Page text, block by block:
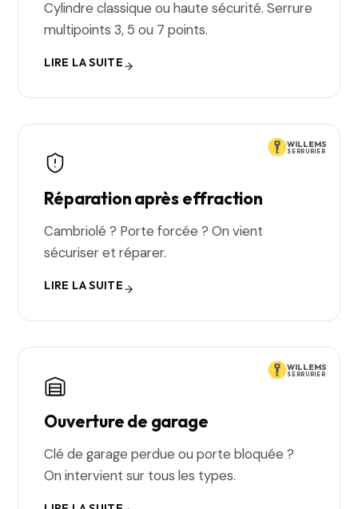
Cylindre classique ou haute sécurité. Serrure
multipoints 3, 5 ou 7 points.
LIRE LA SUITE
WILLEMS
SERRURIER
Réparation après effraction
Cambriolé ? Porte forcée ? On vient
sécuriser et réparer.
LIRE LA SUITE
WILLEMS
SERRURIER
Ouverture de garage
Clé de garage perdue ou porte bloquée ?
On intervient sur tous les types.